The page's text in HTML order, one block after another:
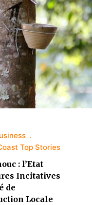
Top Stories
: l’Etat
Incitatives
de
Locale